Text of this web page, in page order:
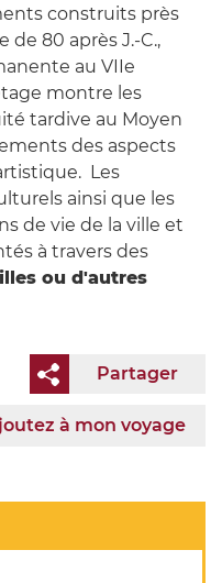
construits près
de 80 après J.-C.,
au VIIe
montre les
tardive au Moyen
des aspects
Les
ainsi que les
de vie de la ville et
à travers des
ou d'autres
Partager
à mon voyage